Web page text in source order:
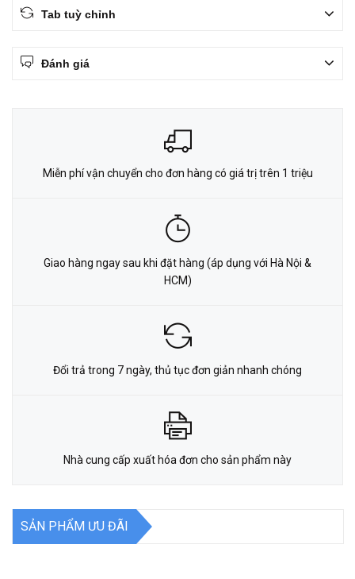
Tab tuỳ chỉnh
Đánh giá
Miễn phí vận chuyển cho đơn hàng có giá trị trên 1 triệu
Giao hàng ngay sau khi đặt hàng (áp dụng với Hà Nội &
HCM)
Đổi trả trong 7 ngày, thủ tục đơn giản nhanh chóng
Nhà cung cấp xuất hóa đơn cho sản phẩm này
SẢN PHẨM ƯU ĐÃI